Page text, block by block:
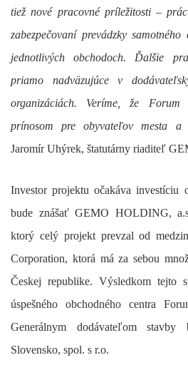
tiež nové pracovné príležitosti –
zabezpečovaní prevádzky
jednotlivých obchodoch. Ďalšie
priamo nadväzujúce v
organizáciách. Veríme, že Forum
prínosom pre obyvateľov mesta a
Jaromír Uhýrek, štatutárny riaditeľ
Investor projektu očakáva
bude znášať GEMO HOLDING,
ktorý celý projekt prevzal od
Corporation, ktorá má za sebou
Českej republike. Výsledkom tejto
úspešného obchodného centra
Generálnym dodávateľom stavby
Slovensko, spol. s r.o.